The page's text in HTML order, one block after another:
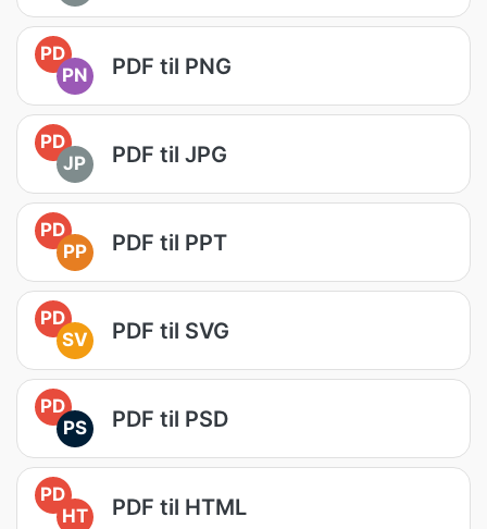
PD
PN
PDF til PNG
PD
JP
PDF til JPG
PD
PP
PDF til PPT
PD
SV
PDF til SVG
PD
PS
PDF til PSD
PD
HT
PDF til HTML